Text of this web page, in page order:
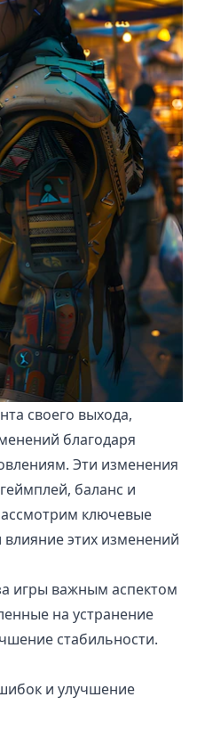
своего выхода,
благодаря
Эти изменения
баланс и
ключевые
этих изменений
игры важным аспектом
на устранение
стабильности.
и улучшение